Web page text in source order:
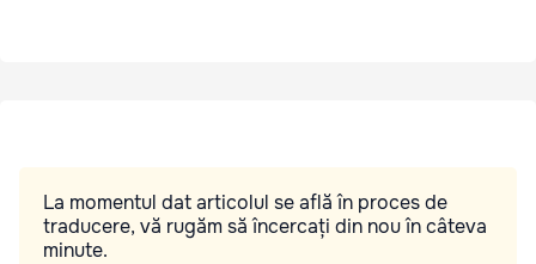
La momentul dat articolul se află în proces de
traducere, vă rugăm să încercați din nou în câteva
minute.